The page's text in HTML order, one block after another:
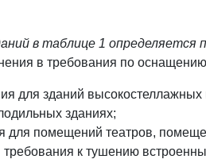
в таблице 1 определяется
в требования по
для зданий
зданиях;
для помещений театров,
требования к тушению